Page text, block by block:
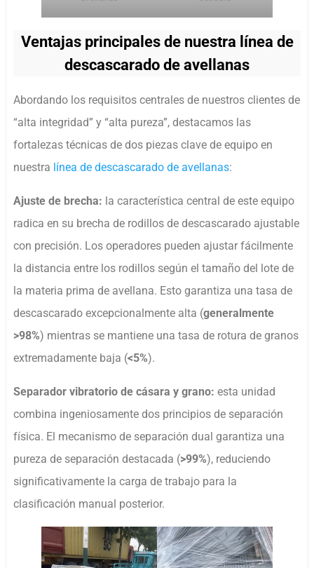
Ventajas principales de nuestra línea de
descascarado de avellanas
Abordando los requisitos centrales de nuestros clientes de
“alta integridad” y “alta pureza”, destacamos las
fortalezas técnicas de dos piezas clave de equipo en
nuestra línea de descascarado de avellanas:
Ajuste de brecha: la característica central de este equipo
radica en su brecha de rodillos de descascarado ajustable
con precisión. Los operadores pueden ajustar fácilmente
la distancia entre los rodillos según el tamaño del lote de
la materia prima de avellana. Esto garantiza una tasa de
descascarado excepcionalmente alta (generalmente
>98%) mientras se mantiene una tasa de rotura de granos
extremadamente baja (<5%).
Separador vibratorio de cásara y grano: esta unidad
combina ingeniosamente dos principios de separación
física. El mecanismo de separación dual garantiza una
pureza de separación destacada (>99%), reduciendo
significativamente la carga de trabajo para la
clasificación manual posterior.